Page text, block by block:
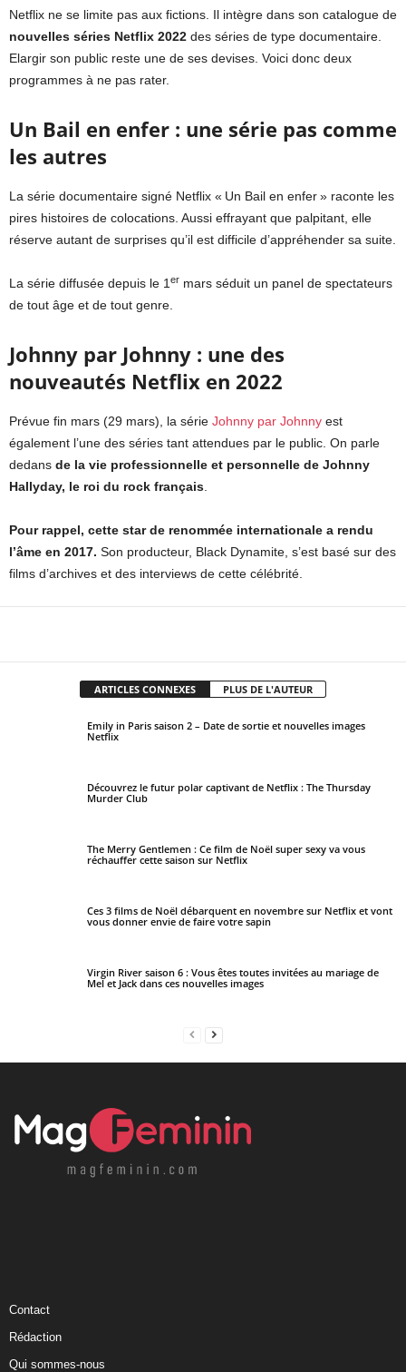
Netflix ne se limite pas aux fictions. Il intègre dans son catalogue de
nouvelles séries Netflix 2022 des séries de type documentaire.
Elargir son public reste une de ses devises. Voici donc deux
programmes à ne pas rater.
Un Bail en enfer : une série pas comme
les autres
La série documentaire signé Netflix « Un Bail en enfer » raconte les
pires histoires de colocations. Aussi effrayant que palpitant, elle
réserve autant de surprises qu’il est difficile d’appréhender sa suite.
La série diffusée depuis le 1er mars séduit un panel de spectateurs
de tout âge et de tout genre.
Johnny par Johnny : une des
nouveautés Netflix en 2022
Prévue fin mars (29 mars), la série Johnny par Johnny est
également l’une des séries tant attendues par le public. On parle
dedans de la vie professionnelle et personnelle de Johnny
Hallyday, le roi du rock français.
Pour rappel, cette star de renommée internationale a rendu
l’âme en 2017. Son producteur, Black Dynamite, s’est basé sur des
films d’archives et des interviews de cette célébrité.
ARTICLES CONNEXES PLUS DE L'AUTEUR
Emily in Paris saison 2 – Date de sortie et nouvelles images
Netflix
Découvrez le futur polar captivant de Netflix : The Thursday
Murder Club
The Merry Gentlemen : Ce film de Noël super sexy va vous
réchauffer cette saison sur Netflix
Ces 3 films de Noël débarquent en novembre sur Netflix et vont
vous donner envie de faire votre sapin
Virgin River saison 6 : Vous êtes toutes invitées au mariage de
Mel et Jack dans ces nouvelles images
Contact
Rédaction
Qui sommes-nous